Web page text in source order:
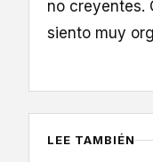
no creyentes.
siento muy
LEE TAMBIÉN